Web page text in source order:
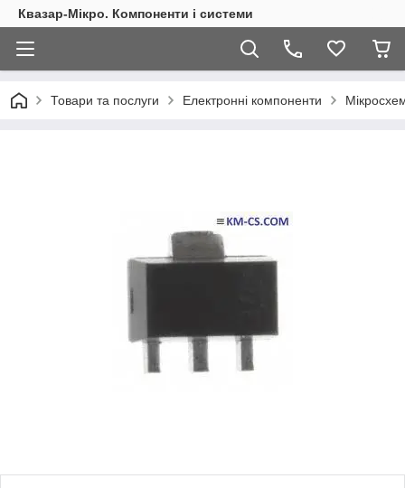
Квазар-Мікро. Компоненти і системи
Товари та послуги Електронні компоненти